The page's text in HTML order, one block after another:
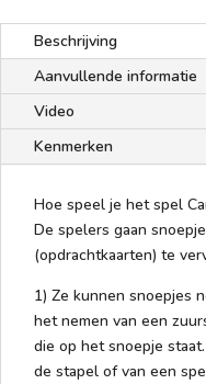
Beschrijving
Aanvullende informatie
Video
Kenmerken
Hoe speel je het spel
De spelers gaan
(opdrachtkaarten) te
1) Ze kunnen snoepjes
het nemen van een
die op het snoepje
de stapel of van een